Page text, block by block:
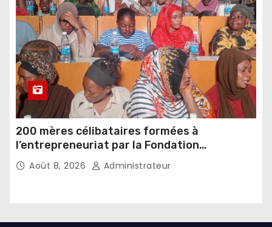
200 mères célibataires formées à
l’entrepreneuriat par la Fondation
Umugiraneza et l’OPDD
Août 8, 2026 Administrateur